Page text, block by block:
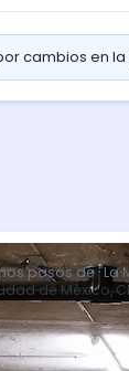
cambios en
pasos de "La
de México,